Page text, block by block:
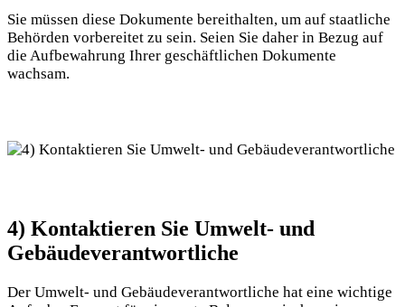
Sie müssen diese Dokumente ⁢bereithalten, um auf staatliche⁣
Behörden vorbereitet zu sein. Seien Sie daher in Bezug auf
⁤die Aufbewahrung Ihrer geschäftlichen Dokumente
wachsam.
4) Kontaktieren Sie Umwelt- und
Gebäudeverantwortliche
Der Umwelt- und Gebäudeverantwortliche hat​ eine wichtige